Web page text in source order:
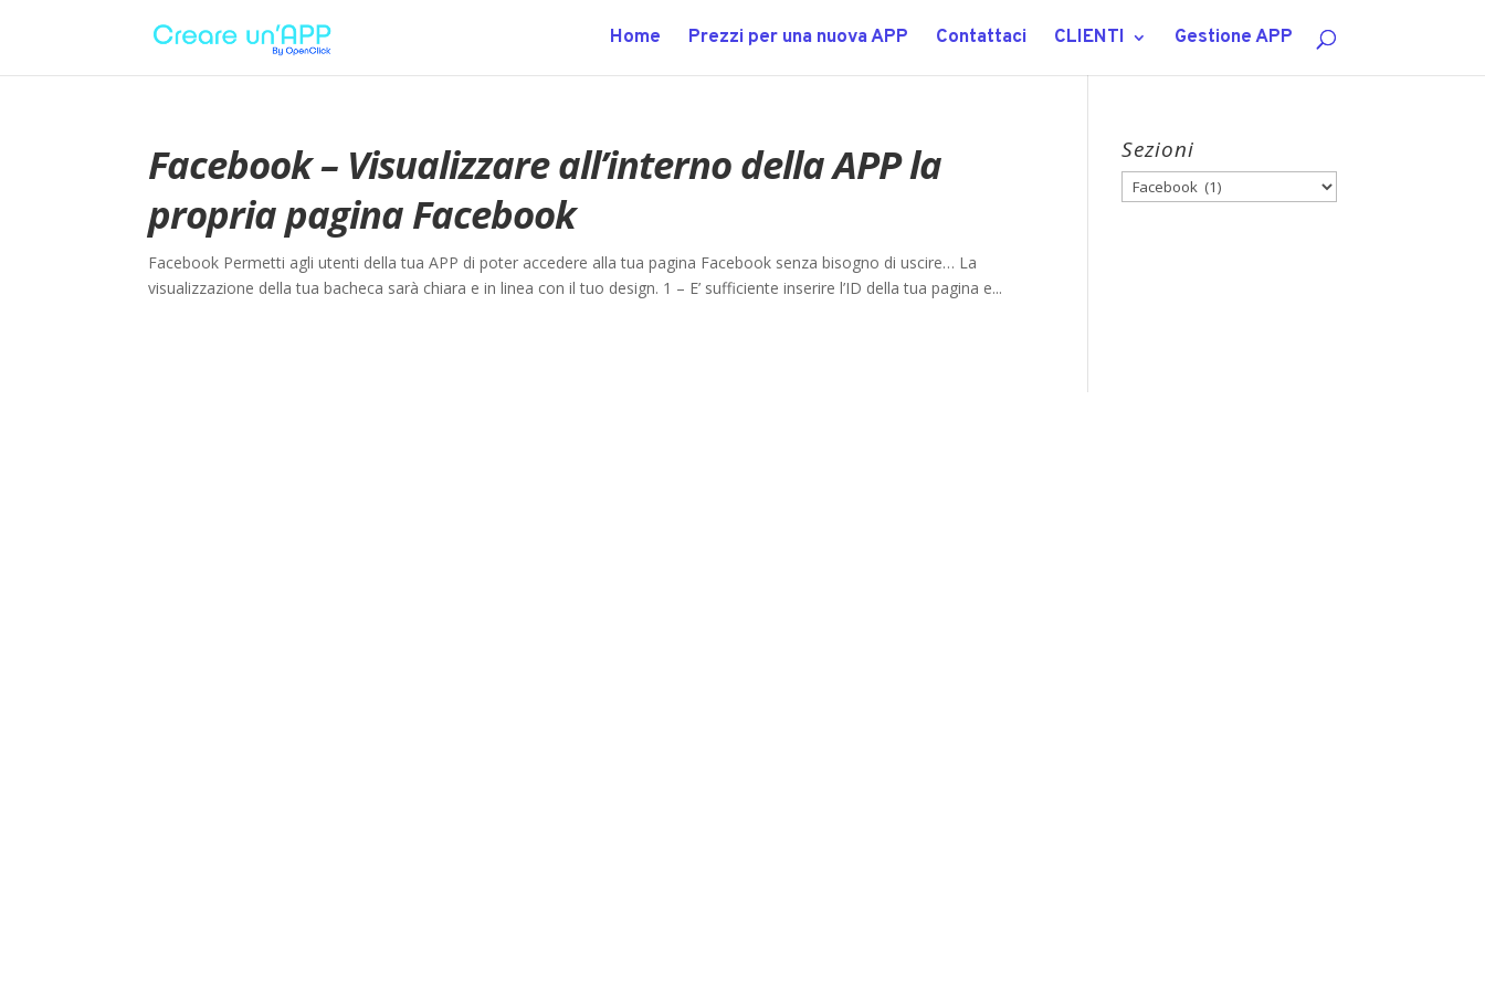
Home Prezzi per una nuova APP Contattaci CLIENTI Gestione APP
Facebook – Visualizzare all’interno della APP la
propria pagina Facebook
Facebook Permetti agli utenti della tua APP di poter accedere alla tua pagina Facebook senza bisogno di uscire… La
visualizzazione della tua bacheca sarà chiara e in linea con il tuo design. 1 – E’ sufficiente inserire l’ID della tua pagina e...
Sezioni
Sezioni